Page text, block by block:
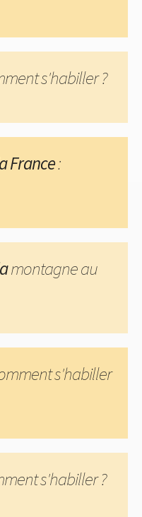
s'habiller ?
France:
montagne au
s'habiller
s'habiller ?